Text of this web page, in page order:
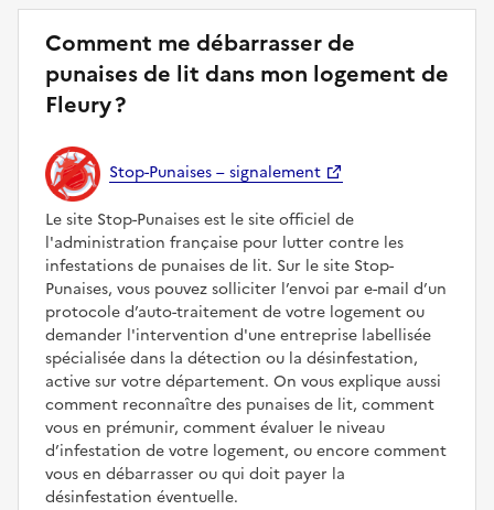
Comment me débarrasser de
punaises de lit dans mon logement de
Fleury ?
Stop-Punaises – signalement
Le site Stop-Punaises est le site officiel de
l'administration française pour lutter contre les
infestations de punaises de lit. Sur le site Stop-
Punaises, vous pouvez solliciter l’envoi par e-mail d’un
protocole d’auto-traitement de votre logement ou
demander l'intervention d'une entreprise labellisée
spécialisée dans la détection ou la désinfestation,
active sur votre département. On vous explique aussi
comment reconnaître des punaises de lit, comment
vous en prémunir, comment évaluer le niveau
d’infestation de votre logement, ou encore comment
vous en débarrasser ou qui doit payer la
désinfestation éventuelle.